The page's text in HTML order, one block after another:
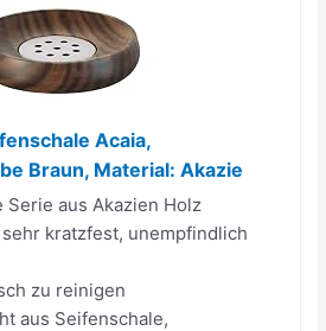
Acaia,
Braun, Material: Akazie
Serie aus Akazien Holz
kratzfest, unempfindlich
zu reinigen
aus Seifenschale,